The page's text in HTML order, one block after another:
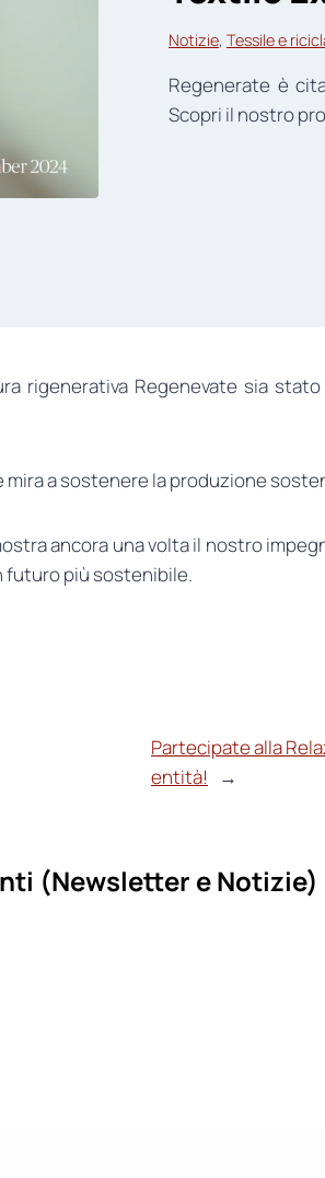
Notizie, Tessile e
Regenerate è
Scopri il nostro
rigenerativa Regenevate sia
a sostenere la produzione
ancora una volta il nostro
futuro più sostenibile.
Partecipate alla
entità!
→
(Newsletter e Notizie)